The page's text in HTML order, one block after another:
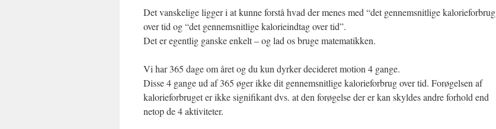
Det vanskelige ligger i at kunne forstå hvad der menes med “det gennemsnitlige kalorieforbrug
over tid og “det gennemsnitlige kalorieindtag over tid”.
Det er egentlig ganske enkelt – og lad os bruge matematikken.
Vi har 365 dage om året og du kun dyrker decideret motion 4 gange.
Disse 4 gange ud af 365 øger ikke dit gennemsnitlige kalorieforbrug over tid. Forøgelsen af
kalorieforbruget er ikke signifikant dvs. at den forøgelse der er kan skyldes andre forhold end
netop de 4 aktiviteter.